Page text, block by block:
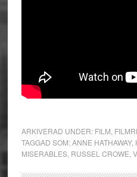
ARKIVERAD UNDER: FILM
TAGGAD SOM:ANNE HATHAWAY,
MISERABLES, RUSSEL CROWE